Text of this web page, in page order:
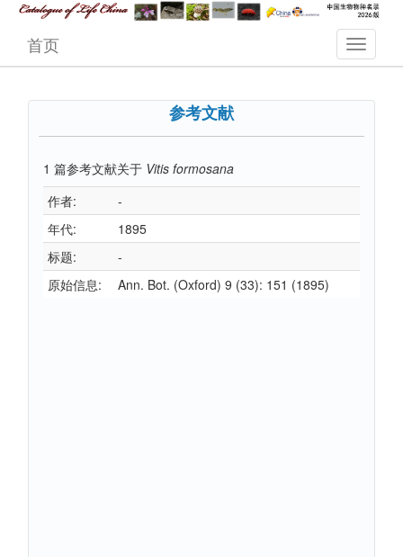
首页
参考文献
1 篇参考文献关于 Vitis formosana
作者:
-
年代:
1895
标题:
-
原始信息:
Ann. Bot. (Oxford) 9 (33): 151 (1895)